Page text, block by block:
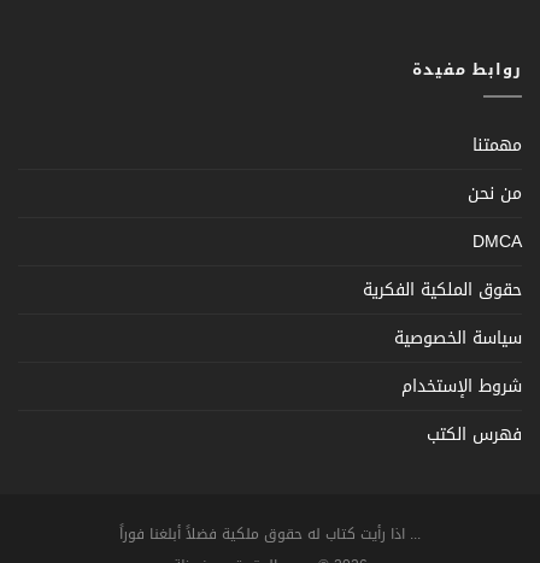
روابط مفيدة
مهمتنا
من نحن
DMCA
حقوق الملكية الفكرية
سياسة الخصوصية
شروط الإستخدام
فهرس الكتب
... اذا رأيت كتاب له حقوق ملكية فضلاً أبلغنا فوراً